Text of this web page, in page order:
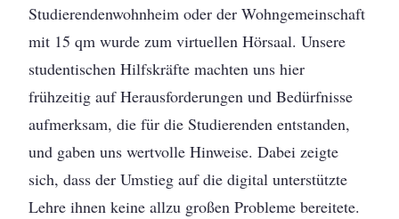
Studierendenwohnheim oder der Wohngemeinschaft
mit 15 qm wurde zum virtuellen Hörsaal. Unsere
studentischen Hilfskräfte machten uns hier
frühzeitig auf Herausforderungen und Bedürfnisse
aufmerksam, die für die Studierenden entstanden,
und gaben uns wertvolle Hinweise. Dabei zeigte
sich, dass der Umstieg auf die digital unterstützte
Lehre ihnen keine allzu großen Probleme bereitete.